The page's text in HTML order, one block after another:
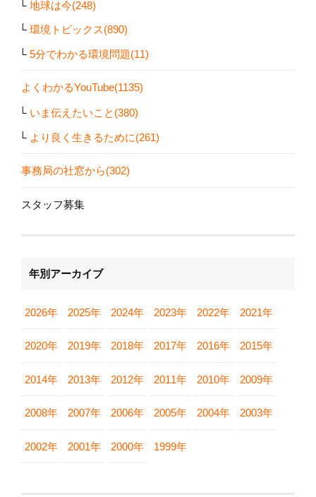
地球は今(248)
環境トピックス(890)
5分でわかる環境問題(11)
よくわかるYouTube(1135)
いま伝えたいこと(380)
より良く生きるために(261)
事務局の社窓から(302)
スタッフ募集
年別アーカイブ
2026年 2025年 2024年 2023年 2022年 2021年
2020年 2019年 2018年 2017年 2016年 2015年
2014年 2013年 2012年 2011年 2010年 2009年
2008年 2007年 2006年 2005年 2004年 2003年
2002年 2001年 2000年 1999年